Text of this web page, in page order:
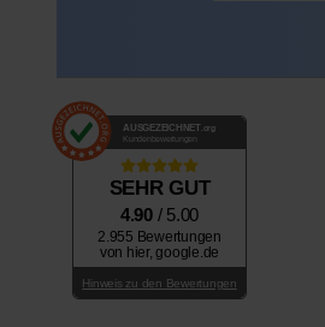
AUSGEZEICHNET .org
Kundenbewertungen
SEHR GUT
4.90 / 5.00
2.955 Bewertungen
von hier, google.de
Hinweis zu den Bewertungen